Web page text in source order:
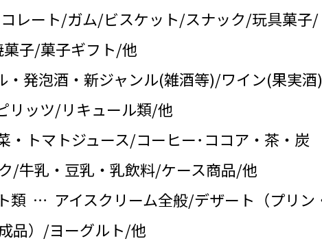
レート/ガム/ビスケット/スナック/玩具菓子/
子/菓子ギフト/他
発泡酒・新ジャンル(雑酒等)/ワイン(果実
リッツ/リキュール類/他
トマトジュース/コーヒー･ココア・茶・炭
/牛乳・豆乳・乳飲料/ケース商品/他
類 … アイスクリーム全般/デザート（プリン
品）/ヨーグルト/他